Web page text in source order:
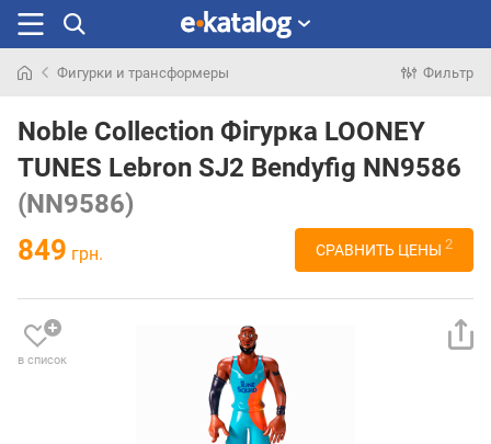
раньше
Фигурки и трансформеры Фильтр
Noble Collection Фігурка LOONEY
TUNES Lebron SJ2 Bendyfig NN9586
(NN9586)
849 грн. СРАВНИТЬ ЦЕНЫ 2
в список